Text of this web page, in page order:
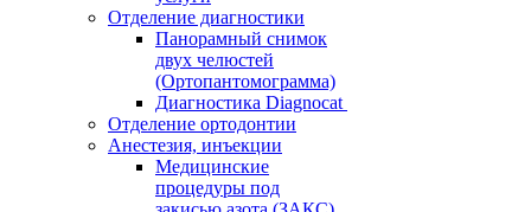
Отделение диагностики
Панорамный снимок
двух челюстей
(Ортопантомограмма)
Диагностика Diagnocat
Отделение ортодонтии
Анестезия, инъекции
Медицинские
процедуры под